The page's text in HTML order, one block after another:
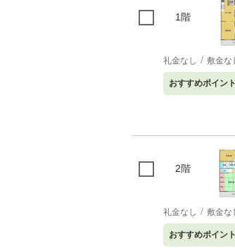
1階
礼金なし 敷金な
おすすめポイント
2階
礼金なし 敷金な
おすすめポイント